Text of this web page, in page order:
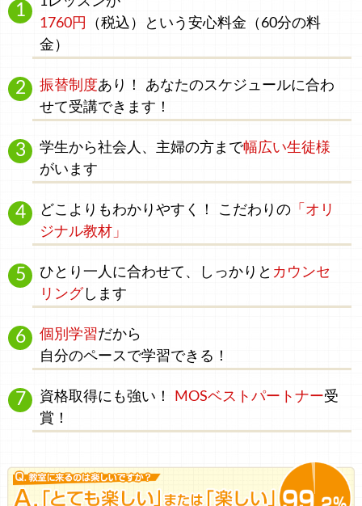
1760円
（税込） という安心料金 （60分の料
金）
振替制度あり！ あなたのスケジュールに合わ
せて受講できます！
学生から社会人、主婦の方まで幅広い生徒様
がいます
どこよりもわかりやすく！ こだわりの 「オリ
ジナル教材」
ひとり一人に合わせて、 しっかりと カウンセ
リング します
個別学習だから
自分のペースで学習できる！
資格取得にも強い！ MOSベストパートナー受
賞！